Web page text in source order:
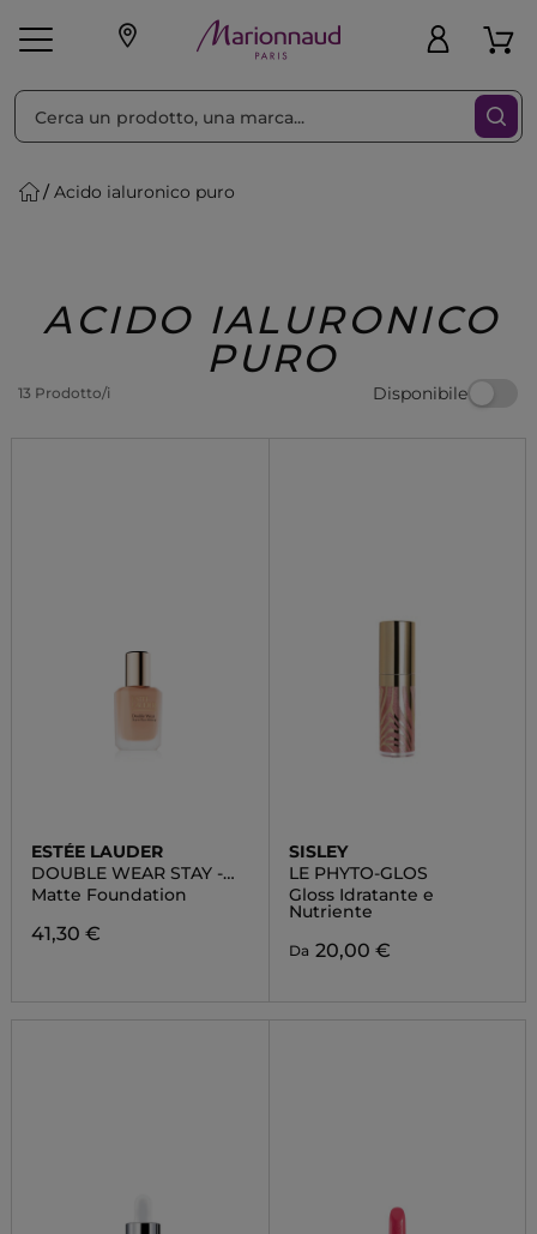
Make-up Profumi
Regalo
Acido ialuronico puro
ACIDO IALURONICO
PURO
13 Prodotto/i Disponibile
Ordina per Filtra
ESTÉE LAUDER
DOUBLE WEAR STAY -
IN- PLACE MATTE
FOUNDATION
Matte Foundation
41,30 €
SISLEY
LE PHYTO-GLOS
Gloss Idratante e
Nutriente
Da 20,00 €